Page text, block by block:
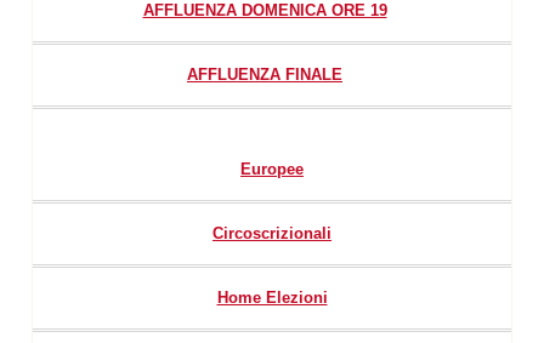
AFFLUENZA DOMENICA ORE 19
AFFLUENZA FINALE
Europee
Circoscrizionali
Home Elezioni